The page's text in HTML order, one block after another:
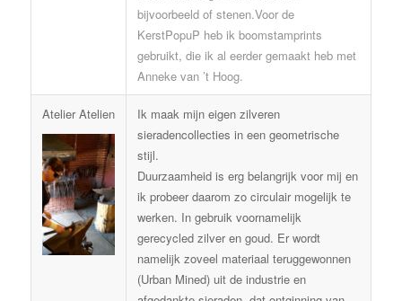
bijvoorbeeld of stenen.Voor de
KerstPopuP heb ik boomstamprints
gebruikt, die ik al eerder gemaakt heb met
Anneke van ’t Hoog.
Atelier Atelien
Ik maak mijn eigen zilveren
sieradencollecties in een geometrische
stijl.
Duurzaamheid is erg belangrijk voor mij en
ik probeer daarom zo circulair mogelijk te
werken. In gebruik voornamelijk
gerecycled zilver en goud. Er wordt
namelijk zoveel materiaal teruggewonnen
(Urban Mined) uit de industrie en